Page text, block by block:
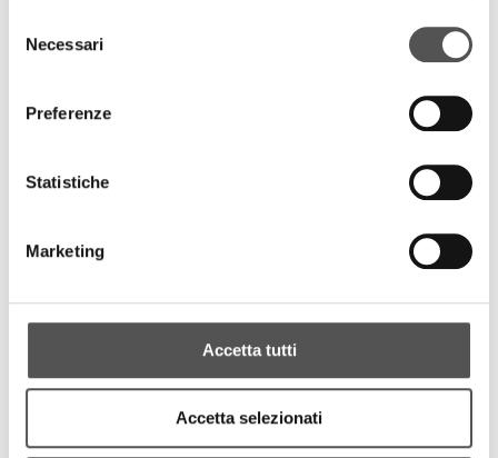
delNecessari
Preferenze
Statistiche
Marketing
Accetta tutti
Accetta selezionati
Capodanno 2022
TeatroSocialeMantova.it | Sigla.com